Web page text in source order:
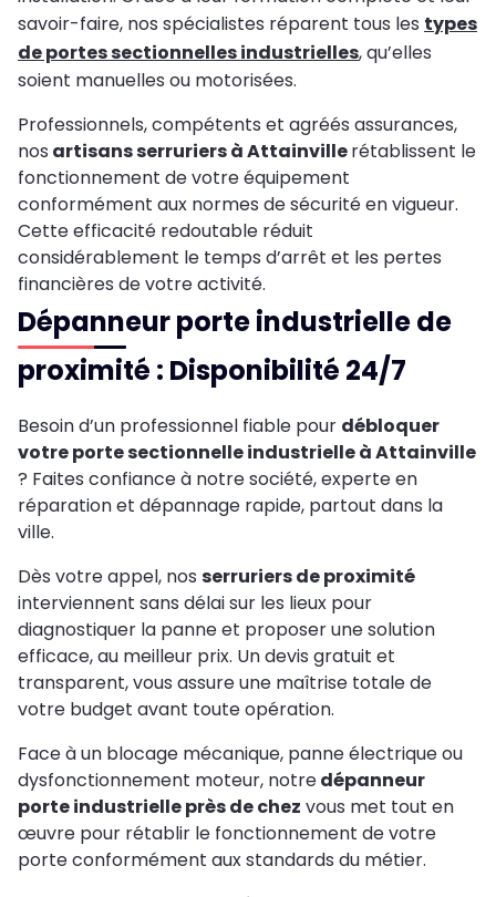
savoir-faire, nos spécialistes réparent tous les types
de portes sectionnelles industrielles, qu’elles
soient manuelles ou motorisées.
Professionnels, compétents et agréés assurances,
nos artisans serruriers à Attainvillerétablissent le
fonctionnement de votre équipement
conformément aux normes de sécurité en vigueur.
Cette efficacité redoutable réduit
considérablement le temps d’arrêt et les pertes
financières de votre activité.
Dépanneur porte industrielle de
proximité : Disponibilité 24/7
Besoin d’un professionnel fiable pour débloquer
votre porte sectionnelle industrielle à Attainville
? Faites confiance à notre société, experte en
réparation et dépannage rapide, partout dans la
ville.
Dès votre appel, nos serruriers de proximité
interviennent sans délai sur les lieux pour
diagnostiquer la panne et proposer une solution
efficace, au meilleur prix. Un devis gratuit et
transparent, vous assure une maîtrise totale de
votre budget avant toute opération.
Face à un blocage mécanique, panne électrique ou
dysfonctionnement moteur, notredépanneur
porte industrielle près de chez vous met tout en
œuvre pour rétablir le fonctionnement de votre
porte conformément aux standards du métier.